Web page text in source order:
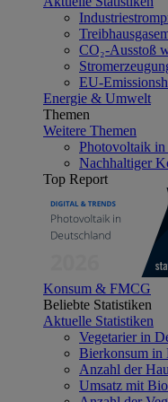
CO₂-Ausstoß
EU-
Energie & Umwelt
Themen
Weitere Themen
Photovoltaik in
Nachhaltiger
Top Report
Konsum & FMCG
Beliebte Statistiken
Aktuelle Statistiken
Vegetarier in
Bierkonsum in
Anzahl der
Umsatz mit